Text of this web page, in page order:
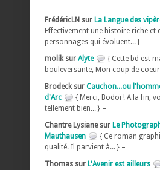
FrédéricLN sur La Langue des
Effectivement une histoire riche et
personnages qui évoluent... } –
molik sur Alyte
{ Cette bd est
bouleversante, Mon coup de
Brodeck sur Cauchon...ou
d'Arc
{ Merci, Bodoï ! A la fin,
tellement bien... } –
Chantre Lysiane sur Le
Mauthausen
{ Ce roman
qualité. Il parvient à... } –
Thomas sur L'Avenir est ailleurs